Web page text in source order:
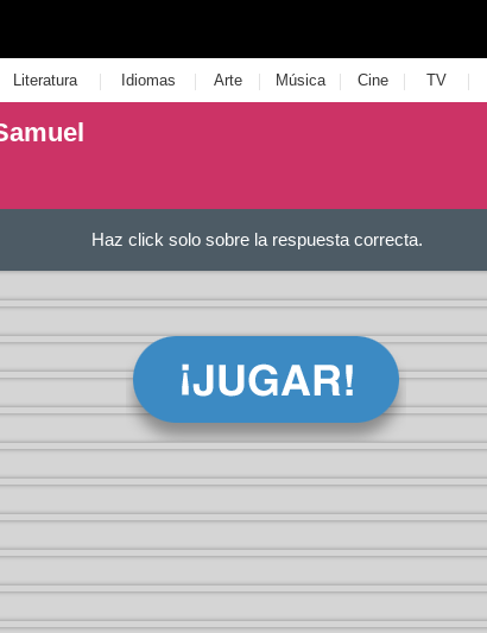
Literatura | Idiomas | Arte | Música | Cine | TV |
Haz click solo sobre la respuesta correcta.